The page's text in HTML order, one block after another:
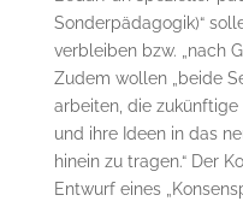
Sonderpädagogik)“
verbleiben bzw. „nach
Zudem wollen „beide
arbeiten, die
und ihre Ideen in das
hinein zu tragen.“ Der
Entwurf eines